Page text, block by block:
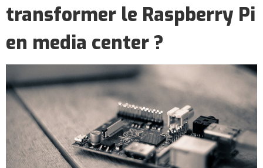
transformer le Raspberry Pi
en media center ?